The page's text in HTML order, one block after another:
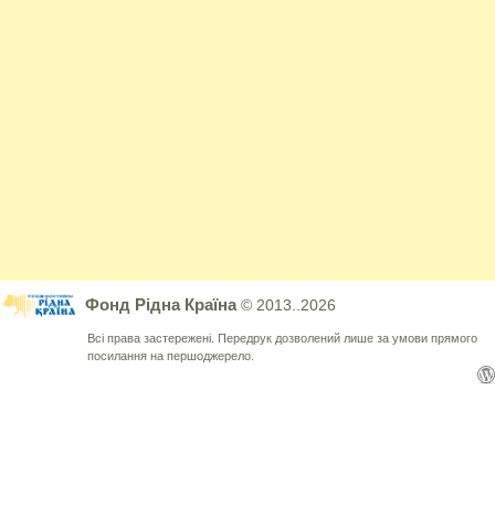
Фонд Рідна Країна© 2013..2026
Всі права застережені. Передрук дозволений лише за умови прямого
посилання на першоджерело.